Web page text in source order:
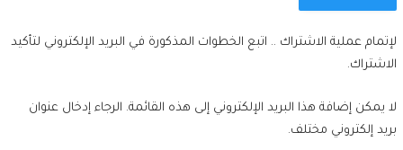
لإتمام عملية الاشتراك .. اتبع الخطوات المذكورة في البريد الإلكتروني لتأكيد
الاشتراك.
لا يمكن إضافة هذا البريد الإلكتروني إلى هذه القائمة. الرجاء إدخال عنوان
بريد إلكتروني مختلف.